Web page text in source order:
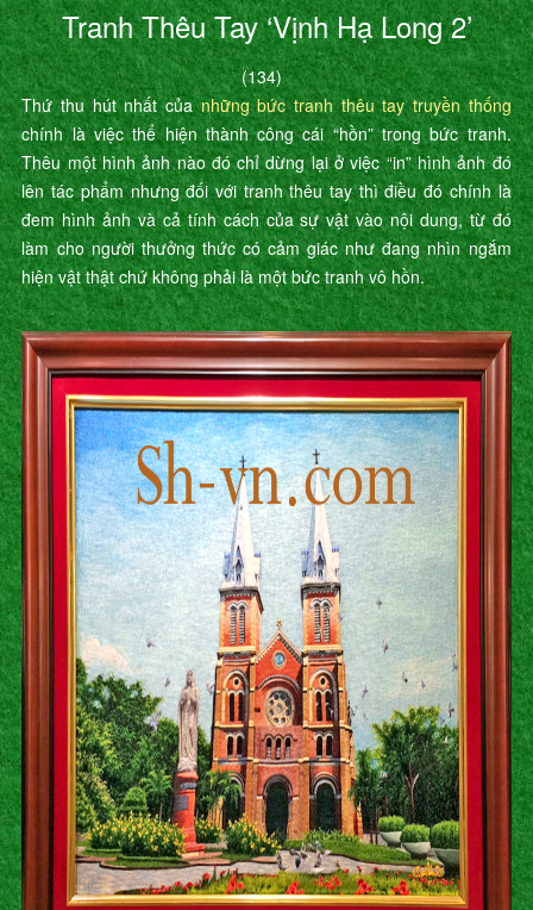
Tranh Thêu Tay ‘Vịnh Hạ Long 2’
(134)
Thứ thu hút nhất củanhững bức tranh thêu tay truyền thống
chính là việc thể hiện thành công cái “hồn” trong bức tranh.
Thêu một hình ảnh nào đó chỉ dừng lại ở việc “in” hình ảnh đó
lên tác phẩm nhưng đối với tranh thêu tay thì điều đó chính là
đem hình ảnh và cả tính cách của sự vật vào nội dung, từ đó
làm cho người thưởng thức có cảm giác như đang nhìn ngắm
hiện vật thật chứ không phải là một bức tranh vô hồn.